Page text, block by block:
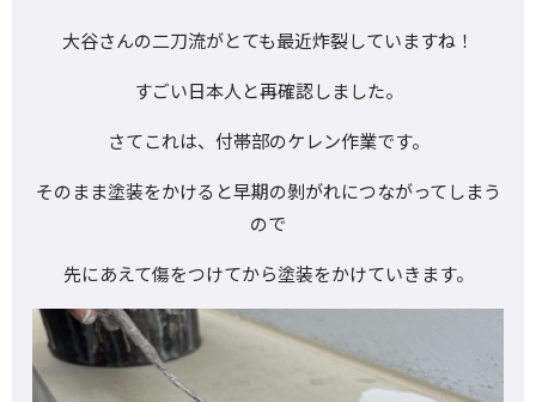
大谷さんの二刀流がとても最近炸裂していますね！
すごい日本人と再確認しました。
さてこれは、付帯部のケレン作業です。
そのまま塗装をかけると早期の剝がれにつながってしまう
ので
先にあえて傷をつけてから塗装をかけていきます。